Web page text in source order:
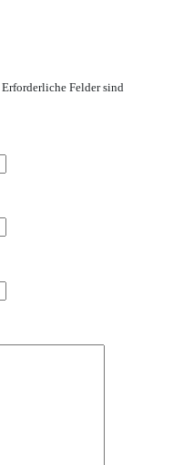
Erforderliche Felder sind